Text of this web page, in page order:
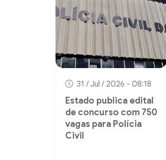
31 / Jul / 2026 - 08:18
Estado publica edital
de concurso com 750
vagas para Polícia
Civil